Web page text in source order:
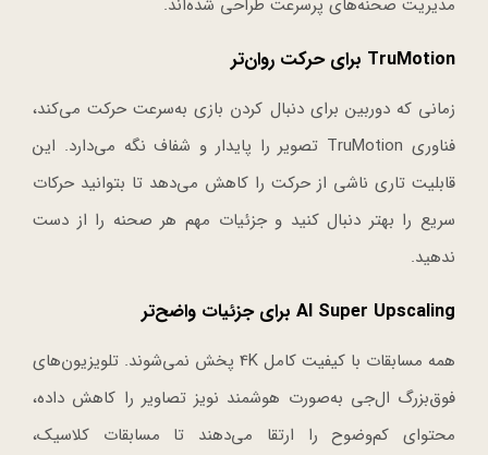
مدیریت صحنه‌های پرسرعت طراحی شده‌اند.
TruMotion برای حرکت روان‌تر
زمانی که دوربین برای دنبال کردن بازی به‌سرعت حرکت می‌کند،
فناوری TruMotion تصویر را پایدار و شفاف نگه می‌دارد. این
قابلیت تاری ناشی از حرکت را کاهش می‌دهد تا بتوانید حرکات
سریع را بهتر دنبال کنید و جزئیات مهم هر صحنه را از دست
ندهید.
AI Super Upscaling برای جزئیات واضح‌تر
همه مسابقات با کیفیت کامل 4K پخش نمی‌شوند. تلویزیون‌های
فوق‌بزرگ ال‌جی به‌صورت هوشمند نویز تصاویر را کاهش داده،
محتوای کم‌وضوح را ارتقا می‌دهند تا مسابقات کلاسیک،